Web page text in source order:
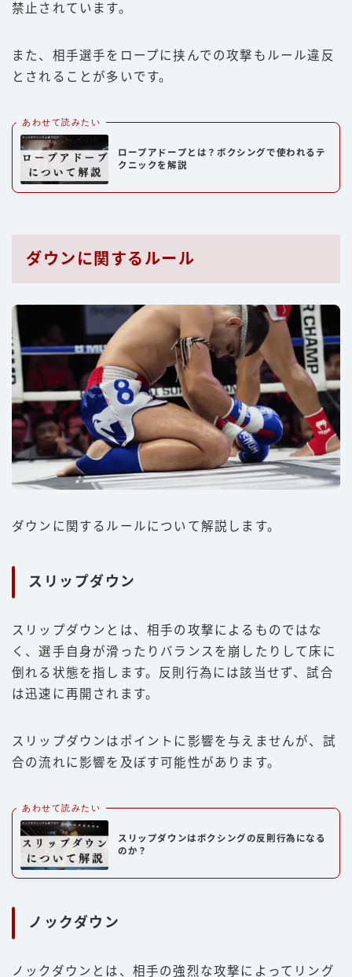
禁止されています。
また、相手選手をロープに挟んでの攻撃もルール違反
とされることが多いです。
あわせて読みたい
ロープアドープとは？ボクシングで使われるテ
クニックを解説
ダウンに関するルール
ダウンに関するルールについて解説します。
スリップダウン
スリップダウンとは、相手の攻撃によるものではな
く、選手自身が滑ったりバランスを崩したりして床に
倒れる状態を指します。反則行為には該当せず、試合
は迅速に再開されます。
スリップダウンはポイントに影響を与えませんが、試
合の流れに影響を及ぼす可能性があります。
あわせて読みたい
スリップダウンはボクシングの反則行為になる
のか？
ノックダウン
ノックダウンとは、相手の強烈な攻撃によってリング